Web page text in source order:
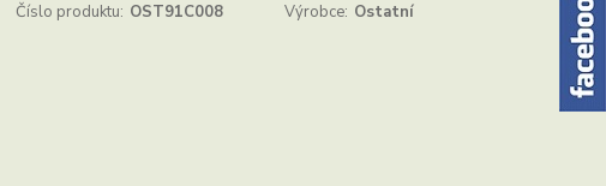
Číslo produktu: OST91C008 Výrobce: Ostatní